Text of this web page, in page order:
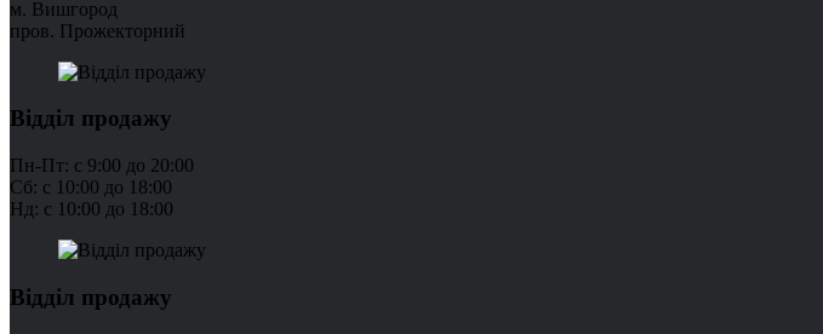
м. Вишгород
пров. Прожекторний
Відділ продажу
Пн-Пт: с 9:00 до 20:00
Сб: с 10:00 до 18:00
Нд: с 10:00 до 18:00
Відділ продажу